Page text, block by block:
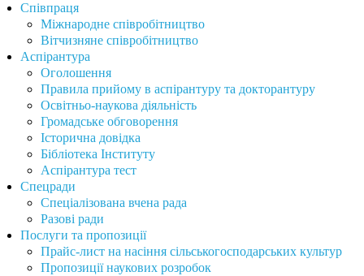
Співпраця
Міжнародне співробітництво
Вітчизняне співробітництво
Аспірантура
Оголошення
Правила прийому в аспірантуру та докторантуру
Освітньо-наукова діяльність
Громадське обговорення
Історична довідка
Бібліотека Інституту
Аспірантура тест
Спецради
Спеціалізована вчена рада
Разові ради
Послуги та пропозиції
Прайс-лист на насіння сільськогосподарських культур
Пропозиції наукових розробок